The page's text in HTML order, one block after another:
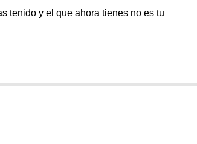
tenido y el que ahora tienes no es tu